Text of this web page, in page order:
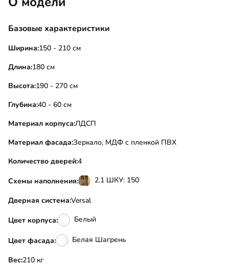
Базовые характеристики
Ширина:150 - 210 см
Длина:180 см
Высота:190 - 270 см
Глубина:40 - 60 см
Материал корпуса:ЛДСП
Материал фасада:Зеркало, МДФ с пленкой ПВХ
Количество дверей:4
Схемы наполнения: 2.1 ШКУ: 150
Дверная система:Versal
Цвет корпуса: Белый
Цвет фасада: Белая Шагрень
Вес:
210 кг